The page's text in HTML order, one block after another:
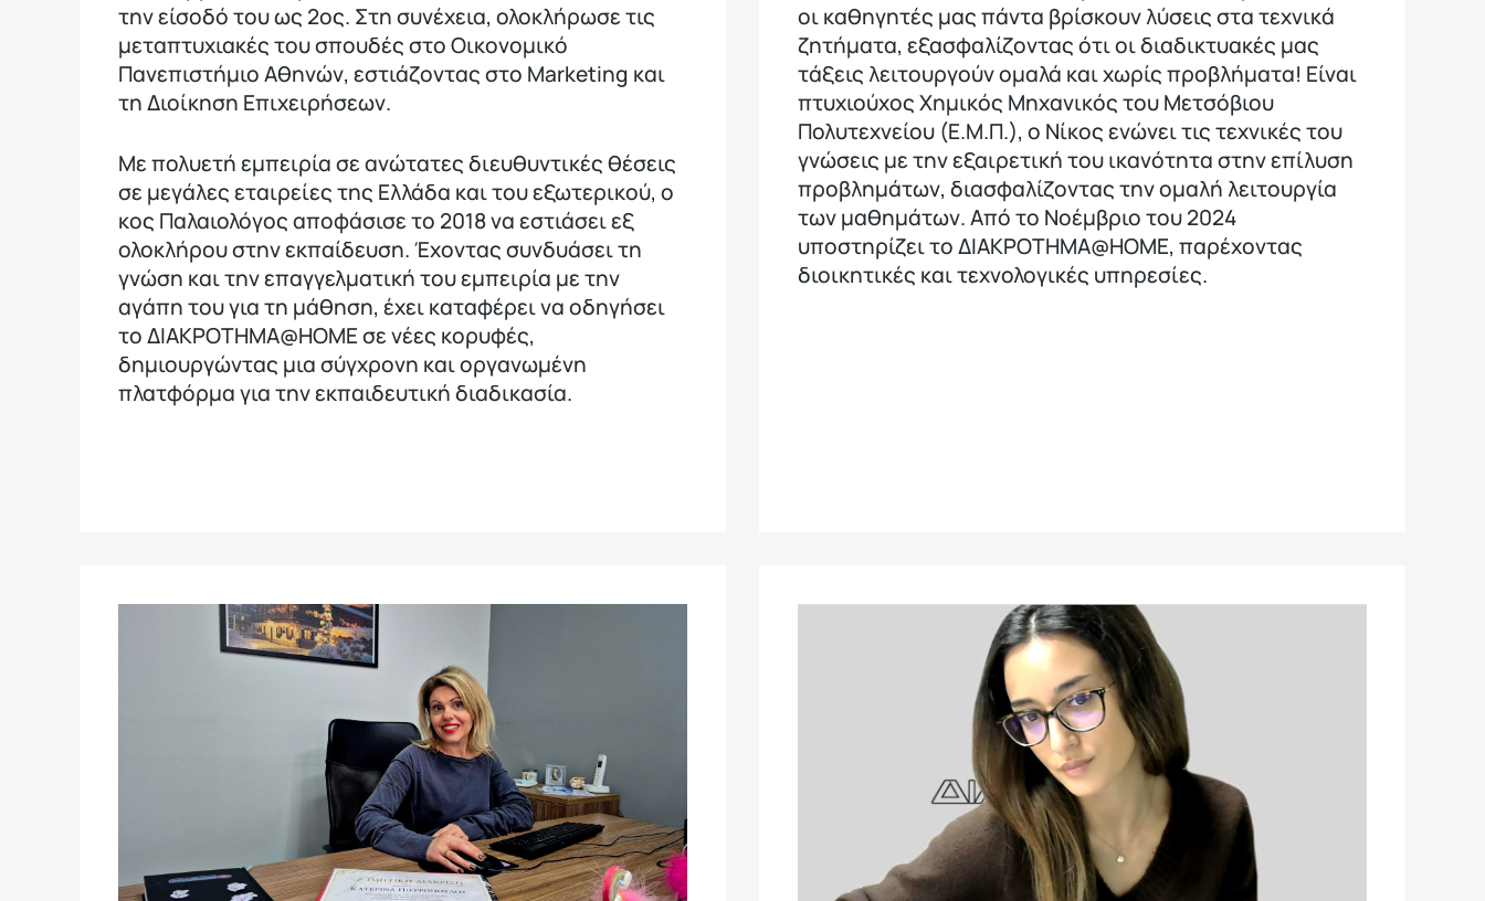
την είσοδό του ως 2ος. Στη συνέχεια, ολοκλήρωσε τις
μεταπτυχιακές του σπουδές στο Οικονομικό
Πανεπιστήμιο Αθηνών, εστιάζοντας στο Marketing και
τη Διοίκηση Επιχειρήσεων.
Με πολυετή εμπειρία σε ανώτατες διευθυντικές θέσεις
σε μεγάλες εταιρείες της Ελλάδα και του εξωτερικού, ο
κος Παλαιολόγος αποφάσισε το 2018 να εστιάσει εξ
ολοκλήρου στην εκπαίδευση. Έχοντας συνδυάσει τη
γνώση και την επαγγελματική του εμπειρία με την
αγάπη του για τη μάθηση, έχει καταφέρει να οδηγήσει
το ΔΙΑΚΡΟΤΗΜΑ@HOME σε νέες κορυφές,
δημιουργώντας μια σύγχρονη και οργανωμένη
πλατφόρμα για την εκπαιδευτική διαδικασία.
οι καθηγητές μας πάντα βρίσκουν λύσεις στα τεχνικά
ζητήματα, εξασφαλίζοντας ότι οι διαδικτυακές μας
τάξεις λειτουργούν ομαλά και χωρίς προβλήματα! Είναι
πτυχιούχος Χημικός Μηχανικός του Μετσόβιου
Πολυτεχνείου (Ε.Μ.Π.), ο Νίκος ενώνει τις τεχνικές του
γνώσεις με την εξαιρετική του ικανότητα στην επίλυση
προβλημάτων, διασφαλίζοντας την ομαλή λειτουργία
των μαθημάτων. Από το Νοέμβριο του 2024
υποστηρίζει το ΔΙΑΚΡΟΤΗΜΑ@HOME, παρέχοντας
διοικητικές και τεχνολογικές υπηρεσίες.